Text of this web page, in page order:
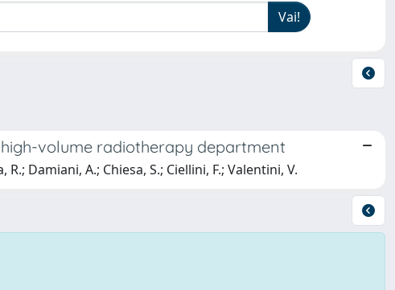
volume radiotherapy department
Damiani, A.; Chiesa, S.; Ciellini, F.; Valentini, V.